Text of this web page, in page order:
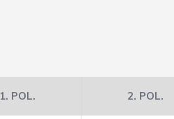
1. POL. 2. POL.